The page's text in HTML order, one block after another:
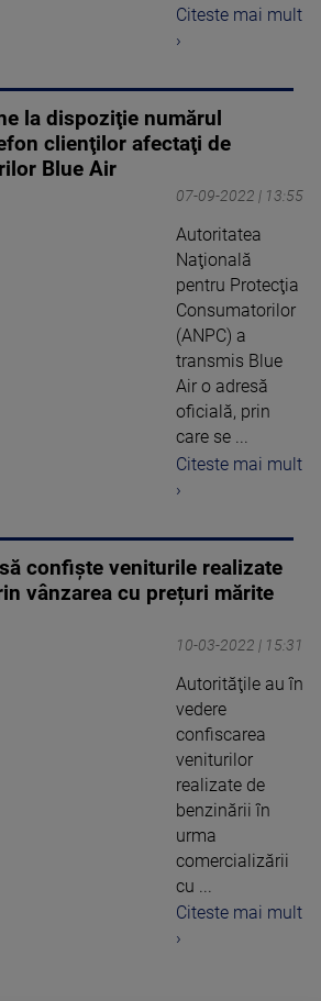
Citeste mai mult
›
la dispoziţie numărul
clienţilor afectaţi de
Blue Air
07-09-2022 | 13:55
Autoritatea
Naţională
pentru Protecţia
Consumatorilor
(ANPC) a
transmis Blue
Air o adresă
oficială, prin
care se ...
Citeste mai mult
›
confiște veniturile realizate
vânzarea cu prețuri mărite
10-03-2022 | 15:31
Autorităţile au în
vedere
confiscarea
veniturilor
realizate de
benzinării în
urma
comercializării
cu ...
Citeste mai mult
›